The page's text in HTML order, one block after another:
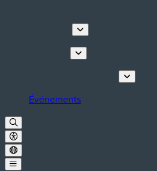
Événements